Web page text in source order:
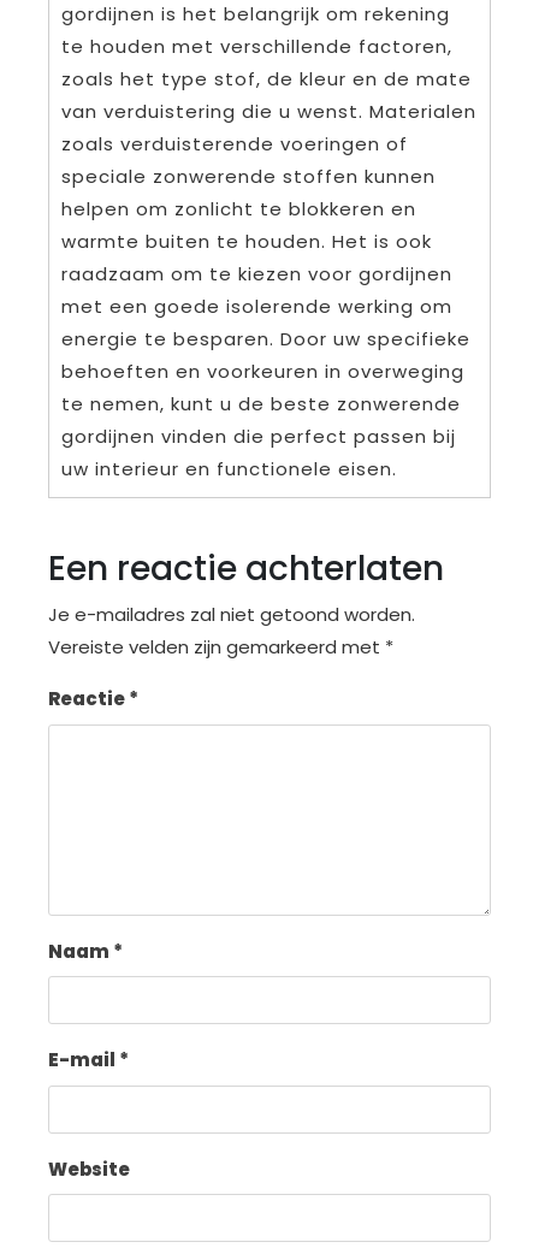
gordijnen is het belangrijk om rekening
te houden met verschillende factoren,
zoals het type stof, de kleur en de mate
van verduistering die u wenst. Materialen
zoals verduisterende voeringen of
speciale zonwerende stoffen kunnen
helpen om zonlicht te blokkeren en
warmte buiten te houden. Het is ook
raadzaam om te kiezen voor gordijnen
met een goede isolerende werking om
energie te besparen. Door uw specifieke
behoeften en voorkeuren in overweging
te nemen, kunt u de beste zonwerende
gordijnen vinden die perfect passen bij
uw interieur en functionele eisen.
Een reactie achterlaten
Je e-mailadres zal niet getoond worden.
Vereiste velden zijn gemarkeerd met *
Reactie*
Naam *
E-mail *
Website